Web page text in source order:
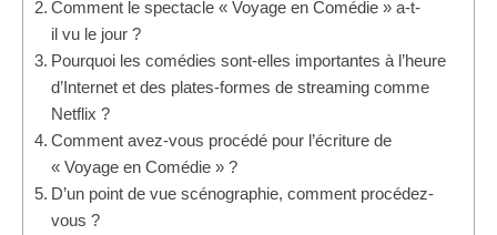
Comment le spectacle « Voyage en Comédie » a-t-
il vu le jour ?
Pourquoi les comédies sont-elles importantes à l’heure
d’Internet et des plates-formes de streaming comme
Netflix ?
Comment avez-vous procédé pour l’écriture de
« Voyage en Comédie » ?
D’un point de vue scénographie, comment procédez-
vous ?